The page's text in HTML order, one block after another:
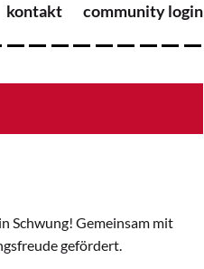
kontakt community login
Schwung! Gemeinsam mit
gefördert.